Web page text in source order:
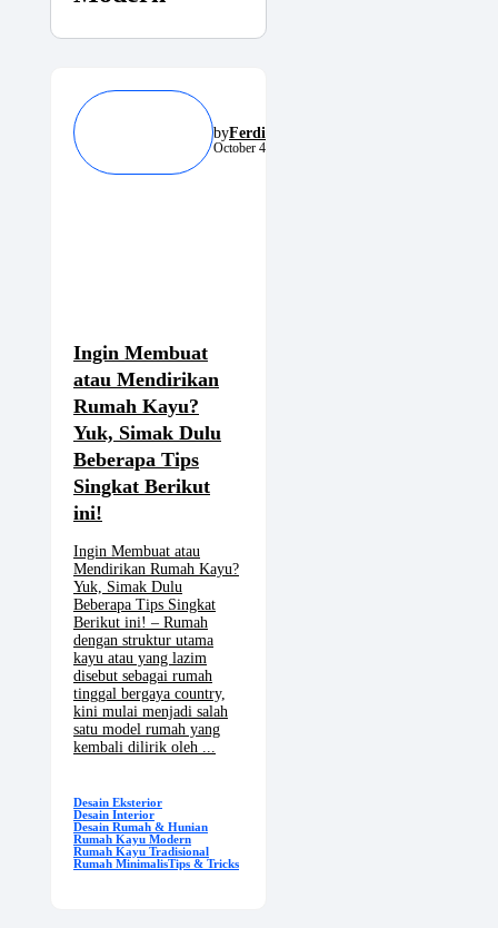
byFerdinand
October 4, 2024
Ingin Membuat
atau Mendirikan
Rumah Kayu?
Yuk, Simak Dulu
Beberapa Tips
Singkat Berikut
ini!
Ingin Membuat atau
Mendirikan Rumah Kayu?
Yuk, Simak Dulu
Beberapa Tips Singkat
Berikut ini! – Rumah
dengan struktur utama
kayu atau yang lazim
disebut sebagai rumah
tinggal bergaya country,
kini mulai menjadi salah
satu model rumah yang
kembali dilirik oleh ...
Desain Eksterior
Desain Interior
Desain Rumah & Hunian
Rumah Kayu Modern
Rumah Kayu Tradisional
Rumah MinimalisTips & Tricks